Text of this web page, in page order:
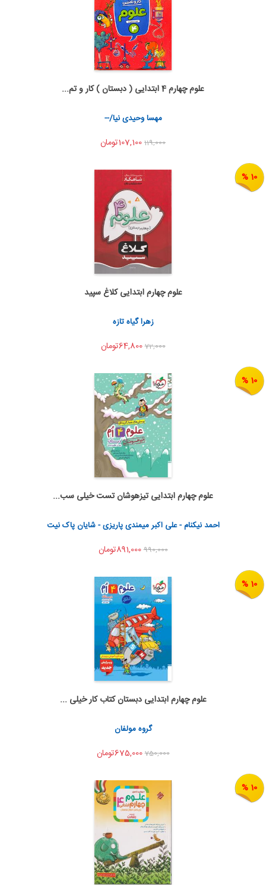
اضافه به سبد خرید
اشتراک گذاری
علوم چهارم 4 ابتدایی ( دبستان ) کار و تم...
مهسا وحیدی نیا/--
119,000
10 %
اضافه به سبد خرید
اشتراک گذاری
علوم چهارم ابتدایی کلاغ سپید
زهرا گیاه تازه
72,00064,800تومان
10 %
اضافه به سبد خرید
اشتراک گذاری
علوم چهارم ابتدایی تیزهوشان تست خیلی سب...
احمد نیکنام - علی اکبر میمندی پاریزی - شایان پاک نیت
990,000891,000تومان
10 %
اضافه به سبد خرید
اشتراک گذاری
علوم چهارم ابتدایی دبستان کتاب کار خیلی ...
گروه مولفان
750,000675,000تومان
10 %